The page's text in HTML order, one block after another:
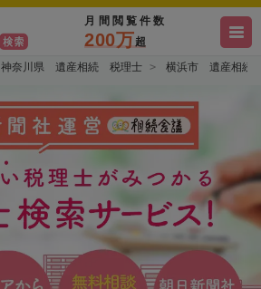
月間閲覧件数
200万超
神奈川県 遺産相続 税理士 横浜市 遺産相続